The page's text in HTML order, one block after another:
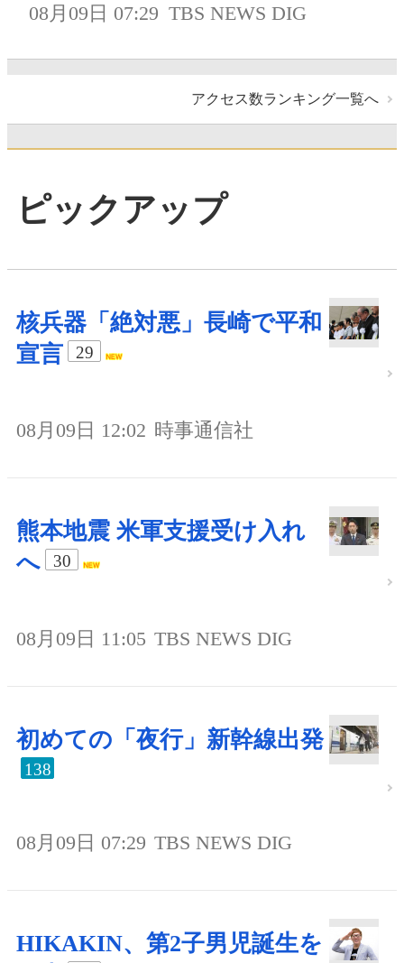
08月09日 07:29 TBS NEWS DIG
アクセス数ランキング一覧へ
ピックアップ
核兵器「絶対悪」長崎で平和
宣言
29
08月09日 12:02 時事通信社
熊本地震 米軍支援受け入れ
へ
30
08月09日 11:05 TBS NEWS DIG
初めての「夜行」新幹線出発
138
08月09日 07:29 TBS NEWS DIG
HIKAKIN、第2子男児誕生を